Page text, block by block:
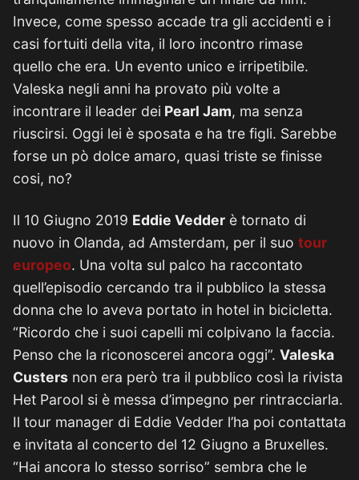
Invece, come spesso accade tra gli accidenti e i
casi fortuiti della vita, il loro incontro rimase
quello che era. Un evento unico e irripetibile.
Valeska negli anni ha provato più volte a
incontrare il leader dei Pearl Jam, ma senza
riuscirsi. Oggi lei è sposata e ha tre figli. Sarebbe
forse un pò dolce amaro, quasi triste se finisse
cosi, no?
Il 10 Giugno 2019 Eddie Vedder è tornato di
nuovo in Olanda, ad Amsterdam, per il suo tour
europeo. Una volta sul palco ha raccontato
quell’episodio cercando tra il pubblico la stessa
donna che lo aveva portato in hotel in bicicletta.
“Ricordo che i suoi capelli mi colpivano la faccia.
Penso che la riconoscerei ancora oggi”. Valeska
Custers non era però tra il pubblico così la rivista
Het Parool si è messa d’impegno per rintracciarla.
Il tour manager di Eddie Vedder l’ha poi contattata
e invitata al concerto del 12 Giugno a Bruxelles.
“Hai ancora lo stesso sorriso” sembra che le